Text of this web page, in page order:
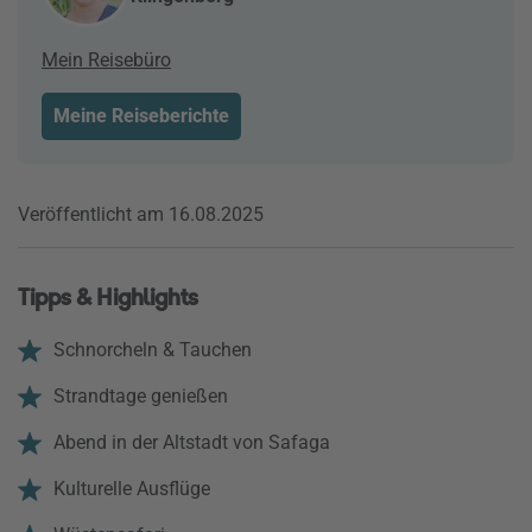
Mein Reisebüro
Meine Reiseberichte
Veröffentlicht am 16.08.2025
Tipps & Highlights
Schnorcheln & Tauchen
Strandtage genießen
Abend in der Altstadt von Safaga
Kulturelle Ausflüge